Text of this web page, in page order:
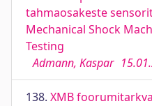
tahmaosakeste
Mechanical Shock
Testing
Admann, Kaspar
138. XMB